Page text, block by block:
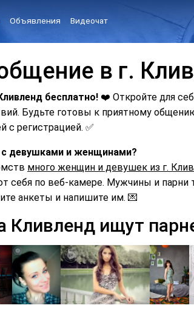
Объявления Видеочат
в г.
бесплатно! ❤️ Откройте для
Будьте готовы к приятному
с регистрацией. ✅
с девушками и женщинами?
много женщин и девушек из г.
себя по веб-камере. Мужчины и парни
анкеты и напишите им. 💌
Кливленд ищут